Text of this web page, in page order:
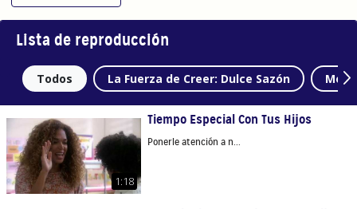
Lista de reproducción
Todos La Fuerza de Creer: Dulce Sazón
1:18
Tiempo Especial Con Tus Hijos
Ponerle atención a n...